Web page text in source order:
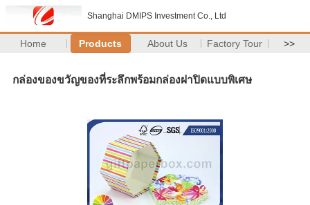
Shanghai DMIPS Investment Co., Ltd
Home Products About Us Factory Tour >>
กล่องของขวัญของที่ระลึกพร้อมกล่องฝาปิดแบบพิเศษ